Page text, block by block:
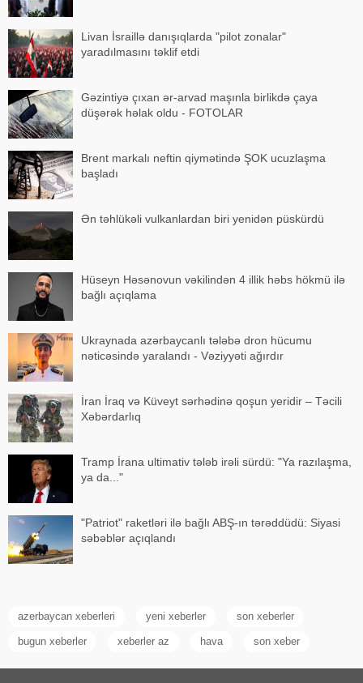
Livan İsraillə danışıqlarda "pilot zonalar"
yaradılmasını təklif etdi
Gəzintiyə çıxan ər-arvad maşınla birlikdə çaya
düşərək həlak oldu - FOTOLAR
Brent markalı neftin qiymətində ŞOK ucuzlaşma
başladı
Ən təhlükəli vulkanlardan biri yenidən püskürdü
Hüseyn Həsənovun vəkilindən 4 illik həbs hökmü ilə
bağlı açıqlama
Ukraynada azərbaycanlı tələbə dron hücumu
nəticəsində yaralandı - Vəziyyəti ağırdır
İran İraq və Küveyt sərhədinə qoşun yeridir – Təcili
Xəbərdarlıq
Tramp İrana ultimativ tələb irəli sürdü: "Ya razılaşma,
ya da..."
"Patriot" raketləri ilə bağlı ABŞ-ın tərəddüdü: Siyasi
səbəblər açıqlandı
azerbaycan xeberleri yeni xeberler son xeberler
bugun xeberler xeberler az hava son xeber